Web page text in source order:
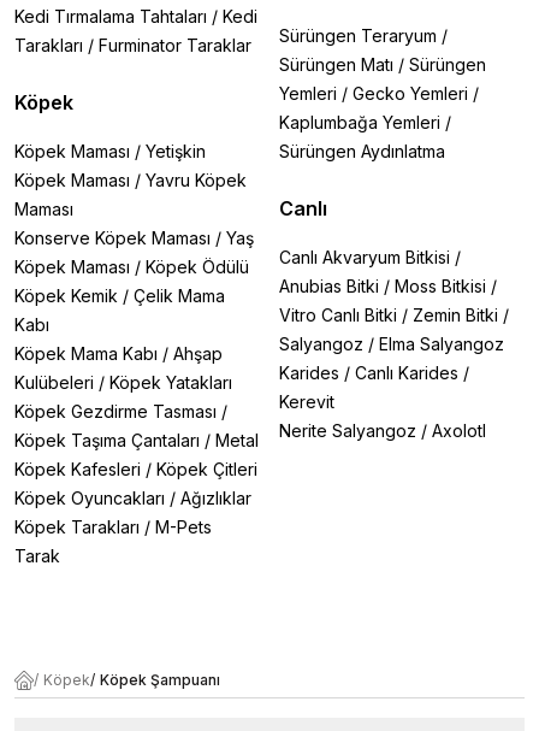
Kedi Tırmalama Tahtaları / Kedi
Tarakları / Furminator Taraklar
Köpek
Köpek Maması / Yetişkin
Köpek Maması / Yavru Köpek
Maması
Konserve Köpek Maması / Yaş
Köpek Maması / Köpek Ödülü
Köpek Kemik / Çelik Mama
Kabı
Köpek Mama Kabı / Ahşap
Kulübeleri / Köpek Yatakları
Köpek Gezdirme Tasması /
Köpek Taşıma Çantaları / Metal
Köpek Kafesleri / Köpek Çitleri
Köpek Oyuncakları / Ağızlıklar
Köpek Tarakları / M-Pets
Tarak
Sürüngen Teraryum /
Sürüngen Matı / Sürüngen
Yemleri / Gecko Yemleri /
Kaplumbağa Yemleri /
Sürüngen Aydınlatma
Canlı
Canlı Akvaryum Bitkisi /
Anubias Bitki / Moss Bitkisi /
Vitro Canlı Bitki / Zemin Bitki /
Salyangoz / Elma Salyangoz
Karides / Canlı Karides /
Kerevit
Nerite Salyangoz / Axolotl
/ Köpek/ Köpek Şampuanı